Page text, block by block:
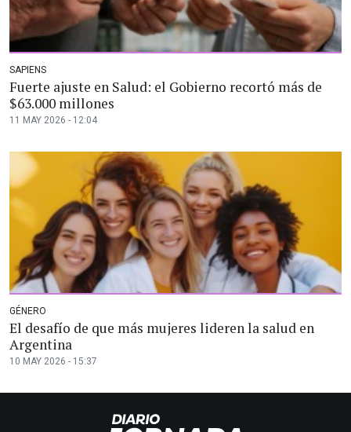
SAPIENS
Fuerte ajuste en Salud: el Gobierno recortó más de
$63.000 millones
11 MAY 2026 - 12:04
GÉNERO
El desafío de que más mujeres lideren la salud en
Argentina
10 MAY 2026 - 15:37